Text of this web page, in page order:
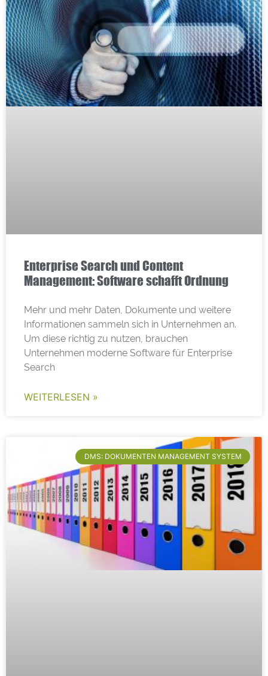
Enterprise Search und Content
Management: Software schafft Ordnung
Mehr und mehr Daten, Dokumente und weitere
Informationen sammeln sich in Unternehmen an.
Um diese richtig zu nutzen, brauchen
Unternehmen moderne Software für Enterprise
Search
WEITERLESEN »
DMS: DOKUMENTEN MANAGEMENT SYSTEM